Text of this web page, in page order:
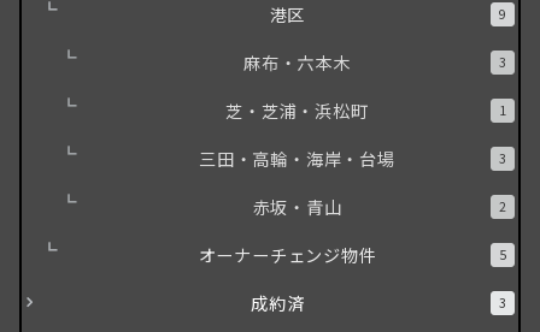
港区 9
麻布・六本木 3
芝・芝浦・浜松町 1
三田・高輪・海岸・台場 3
赤坂・青山 2
オーナーチェンジ物件 5
成約済 3